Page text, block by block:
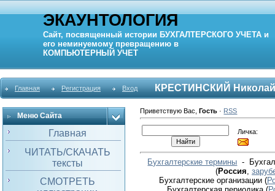
ЭКАУНТОЛОГИЯ
Сайт, посвященный истории БУХГАЛТЕРСКОГО УЧЕТА и
его неминуемому превращению в
КОМПЬЮТЕРНЫЙ УЧЕТ
Главная Регистрация Вход КРЕСТИНСКИЙ Николай
Меню Сайта
Главная
ЧИТАТЬ/СКАЧАТЬ
тексты
СМОТРЕТЬ
Приветствую Вас ,Гость · RSS
Личка:
Бухгалтерские термины -
(Россия
Бухгалтерские организации (